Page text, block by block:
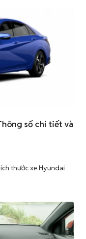
số chi tiết và
thước xe Hyundai